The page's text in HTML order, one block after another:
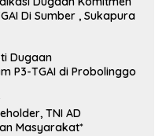
Di Sumber , Sukapura
Dugaan
P3-TGAI di Probolinggo
TNI AD
Masyarakat*